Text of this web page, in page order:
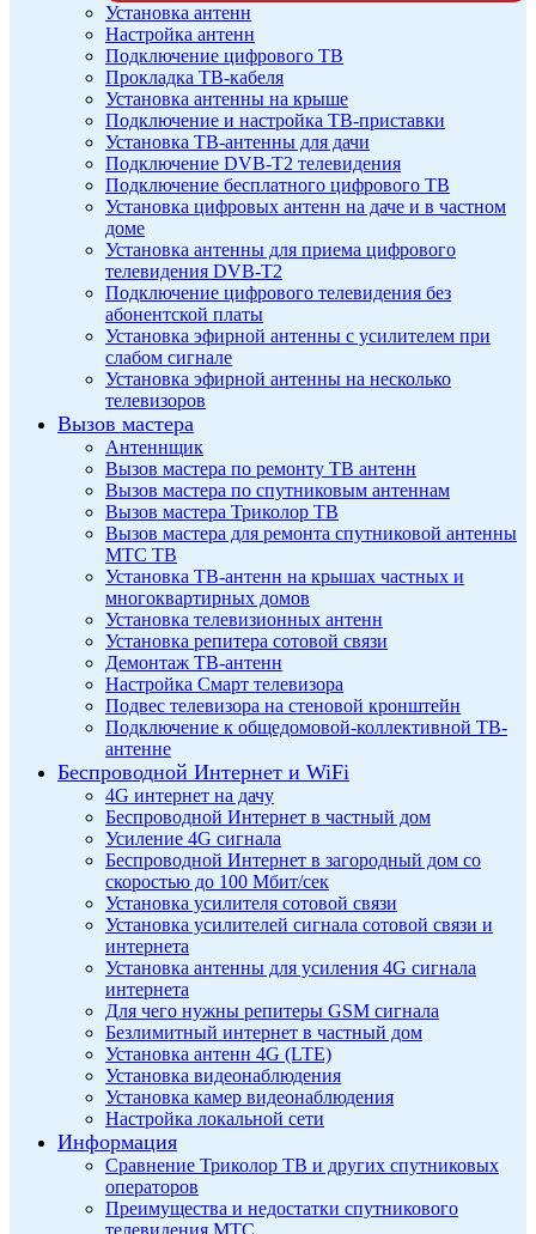
Установка антенн
Настройка антенн
Подключение цифрового ТВ
Прокладка ТВ-кабеля
Установка антенны на крыше
Подключение и настройка ТВ-приставки
Установка ТВ-антенны для дачи
Подключение DVB-T2 телевидения
Подключение бесплатного цифрового ТВ
Установка цифровых антенн на даче и в частном
доме
Установка антенны для приема цифрового
телевидения DVB-T2
Подключение цифрового телевидения без
абонентской платы
Установка эфирной антенны с усилителем при
слабом сигнале
Установка эфирной антенны на несколько
телевизоров
Вызов мастера
Антеннщик
Вызов мастера по ремонту ТВ антенн
Вызов мастера по спутниковым антеннам
Вызов мастера Триколор ТВ
Вызов мастера для ремонта спутниковой антенны
МТС ТВ
Установка ТВ-антенн на крышах частных и
многоквартирных домов
Установка телевизионных антенн
Установка репитера сотовой связи
Демонтаж ТВ-антенн
Настройка Смарт телевизора
Подвес телевизора на стеновой кронштейн
Подключение к общедомовой-коллективной ТВ-
антенне
Беспроводной Интернет и WiFi
4G интернет на дачу
Беспроводной Интернет в частный дом
Усиление 4G сигнала
Беспроводной Интернет в загородный дом со
скоростью до 100 Мбит/сек
Установка усилителя сотовой связи
Установка усилителей сигнала сотовой связи и
интернета
Установка антенны для усиления 4G сигнала
интернета
Для чего нужны репитеры GSM сигнала
Безлимитный интернет в частный дом
Установка антенн 4G (LTE)
Установка видеонаблюдения
Установка камер видеонаблюдения
Настройка локальной сети
Информация
Сравнение Триколор ТВ и других спутниковых
операторов
Преимущества и недостатки спутникового
телевидения МТС